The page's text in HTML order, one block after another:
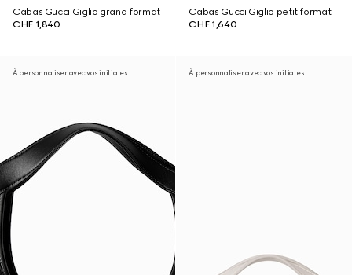
Cabas Gucci Giglio grand format
CHF 1,840
Cabas Gucci Giglio petit format
CHF 1,640
À personnaliser avec vos initiales À personnaliser avec vos initiales